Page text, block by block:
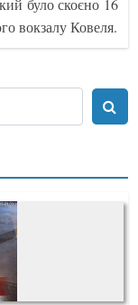
було скоєно 16
вокзалу Ковеля.